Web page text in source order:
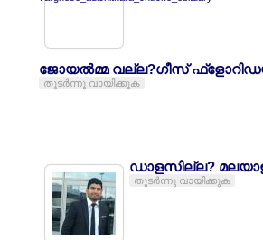
ജോയല്‍മ്മ വല്ല?ഗീസ്
തുടര്‍ന്നു വായിക്കുക
ഡാളസില്ല?
തുടര്‍ന്നു വായിക്കുക